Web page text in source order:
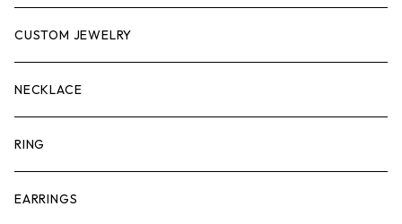
CUSTOM JEWELRY
NECKLACE
RING
EARRINGS